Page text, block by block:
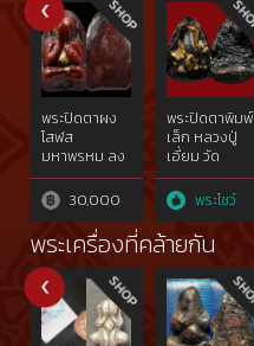
พระปิดตาผง
โสฬส
มหาพรหม ลง
ชาดแดง พิมพ์
เล็ก ปี 03
หลวงปู่ทิม วัด
ละหารไร่
30,000
พระปิดตาพิมพ์
เล็ก หลวงปู่
เอี่ยม วัด
สะพานสูง
พระโชว์
พระเครื่องที่คล้ายกัน